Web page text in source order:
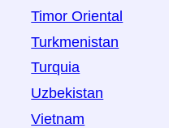
Timor Oriental
Turkmenistan
Turquia
Uzbekistan
Vietnam